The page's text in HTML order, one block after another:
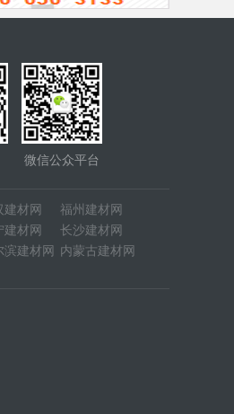
微信公众平台
建材网
福州建材网
建材网
长沙建材网
滨建材网
内蒙古建材网